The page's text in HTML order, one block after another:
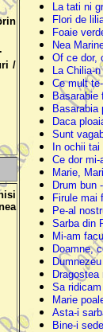
/
La tati ni
Flori de
Foaie
Nea
Of ce dor,
La Chilia-
Ce mult
Basarabie
Basarabia
Daca
Sunt
In ochii tai
Ce dor mi-
Marie,
Drum bun
Firule mai
Pe-al
Sarba din
Mi-am
Doamne,
Dragostea
Sa
Marie
Asta-i
Bine-i